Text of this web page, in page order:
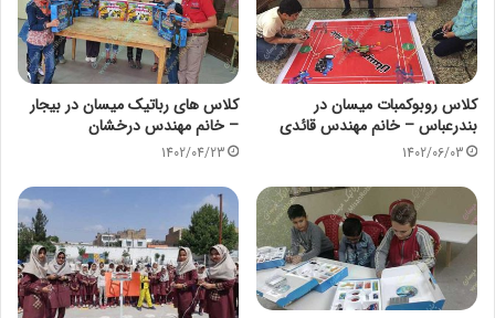
کلاس روبوکمبات میسان در
بندرعباس – خانم مهندس قائدی
1402/06/03
کلاس های رباتیک میسان در بیجار
– خانم مهندس درخشان
1402/04/23